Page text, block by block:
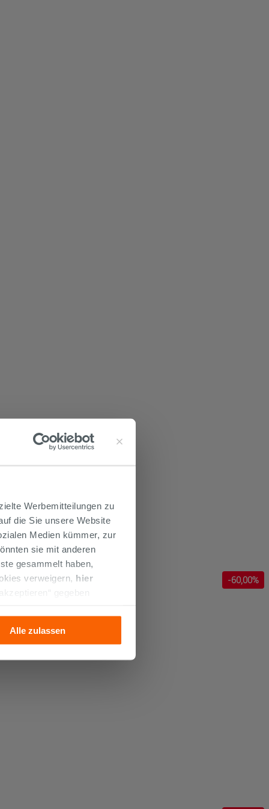
Werbemitteilungen zu
die Sie unsere Website
Medien kümmer, zur
sie mit anderen
gesammelt haben,
verweigern, hier
gegeben
Alle zulassen
-60,00%